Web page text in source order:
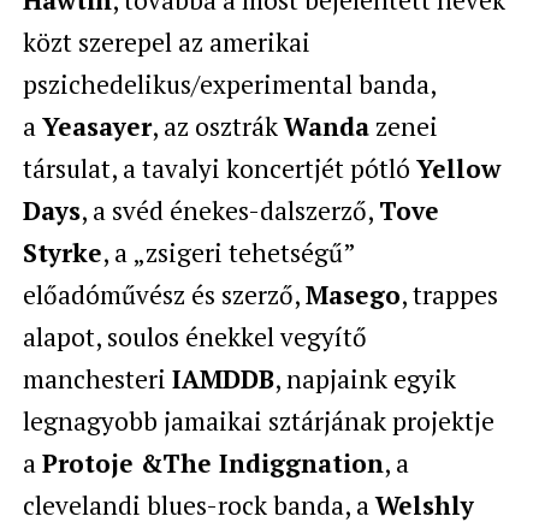
közt szerepel az amerikai
pszichedelikus/experimental banda,
aYeasayer, az osztrákWandazenei
társulat, a tavalyi koncertjét pótló Yellow
Days, a svéd énekes-dalszerző, Tove
Styrke, a „zsigeri tehetségű”
előadóművész és szerző,Masego, trappes
alapot, soulos énekkel vegyítő
manchesteri IAMDDB, napjaink egyik
legnagyobb jamaikai sztárjának projektje
aProtoje &The Indiggnation, a
clevelandi blues-rock banda, aWelshly